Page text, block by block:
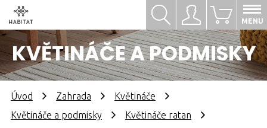
Přihlásit se
KVĚTINÁČE A PODMISKY
0
MENU
Hledat
Úvod Zahrada
Květináče
Květináče a podmisky
Květináče ratan